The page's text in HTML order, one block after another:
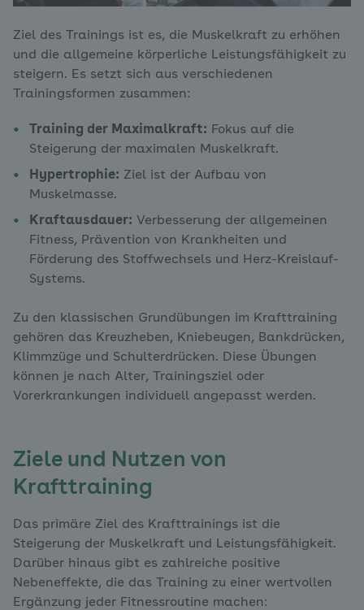
Ziel des Trainings ist es, die Muskelkraft zu erhöhen
und die allgemeine körperliche Leistungsfähigkeit zu
steigern. Es setzt sich aus verschiedenen
Trainingsformen zusammen:
Training der Maximalkraft: Fokus auf die
Steigerung der maximalen Muskelkraft.
Hypertrophie: Ziel ist der Aufbau von
Muskelmasse.
Kraftausdauer: Verbesserung der allgemeinen
Fitness, Prävention von Krankheiten und
Förderung des Stoffwechsels und Herz-Kreislauf-
Systems.
Zu den klassischen Grundübungen im Krafttraining
gehören das Kreuzheben, Kniebeugen, Bankdrücken,
Klimmzüge und Schulterdrücken. Diese Übungen
können je nach Alter, Trainingsziel oder
Vorerkrankungen individuell angepasst werden.
Ziele und Nutzen von
Krafttraining
Das primäre Ziel des Krafttrainings ist die
Steigerung der Muskelkraft und Leistungsfähigkeit.
Darüber hinaus gibt es zahlreiche positive
Nebeneffekte, die das Training zu einer wertvollen
Ergänzung jeder Fitnessroutine machen: